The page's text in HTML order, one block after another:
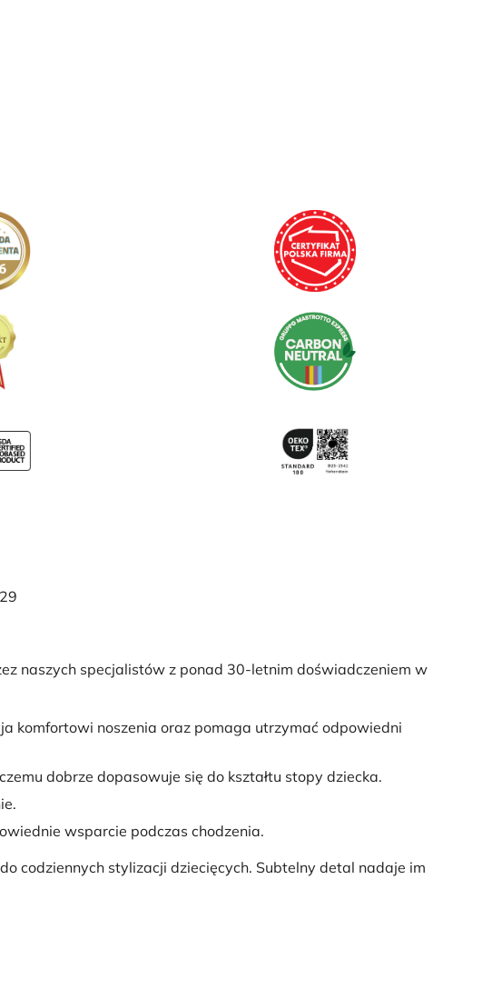
naszych specjalistów z ponad 30-letnim doświadczeniem w
komfortowi noszenia oraz pomaga utrzymać odpowiedni
dobrze dopasowuje się do kształtu stopy dziecka.
wsparcie podczas chodzenia.
codziennych stylizacji dziecięcych. Subtelny detal nadaje im